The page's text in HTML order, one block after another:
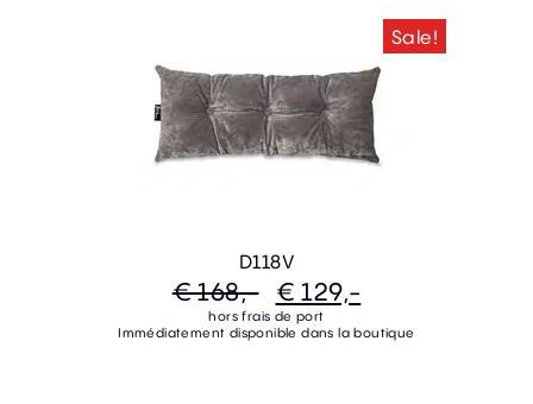
Sale!
D118V
€ 168,- € 129,-
hors frais de port
Immédiatement disponible dans la boutique